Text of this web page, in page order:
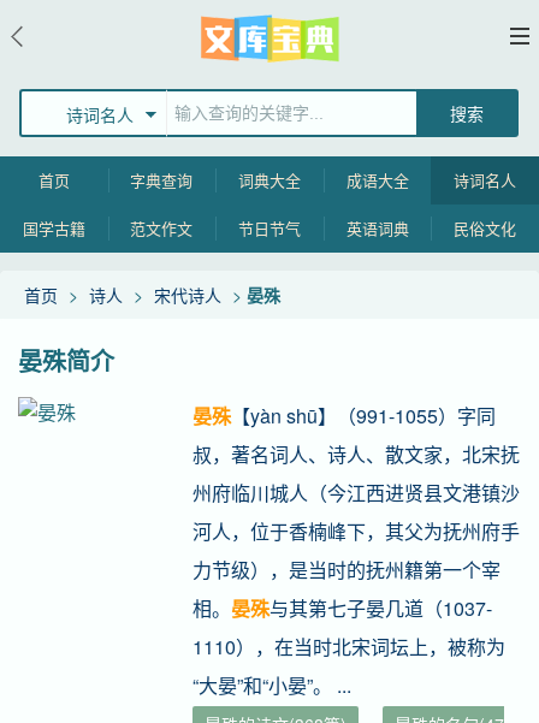
诗词名人
首页 字典查询 词典大全 成语大全 诗词名人
国学古籍 范文作文 节日节气 英语词典 民俗文化
首页 > 诗人 > 宋代诗人 > 晏殊
晏殊简介
晏殊【yàn shū】（991-1055）字同
叔，著名词人、诗人、散文家，北宋抚
州府临川城人（今江西进贤县文港镇沙
河人，位于香楠峰下，其父为抚州府手
力节级），是当时的抚州籍第一个宰
相。 晏殊与其第七子晏几道（1037-
1110），在当时北宋词坛上，被称为
“大晏”和“小晏”。 ...